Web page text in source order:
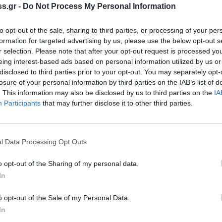
- Do Not Process My Personal Information
opt-out of the sale, sharing to third parties, or processing of your
for targeted advertising by us, please use the below opt-out
selection. Please note that after your opt-out request is processed
interest-based ads based on personal information utilized by us
to third parties prior to your opt-out. You may separately
of your personal information by third parties on the IAB’s list of
This information may also be disclosed by us to third parties on the
Participants that may further disclose it to other third parties.
Data Processing Opt Outs
opt-out of the Sharing of my personal data.
opt-out of the Sale of my Personal Data.
ενώ οι κάτοικοί τους βρίσκονται
τους, ευρισκόμενοι σε απόγνωση.
και εγκληματικά στοιχεία, λυμαίνονται
φόβο και ανασφάλεια στους
πού οι Λάκωνες πολίτες βιώνουν τις
ετών, το αίσθημα τής ανασφάλειας,
ανεξέλεγκτες καταστάσεις, συνέχισε
δελτίο παρέθεσε γεγονότα που
διαρρήξεις με τη μέθοδο
εισβολές σε οικίες με κλοπές
επιθέσεις σε ανήμπορους και
αρδευτικών εγκαταστάσεων με